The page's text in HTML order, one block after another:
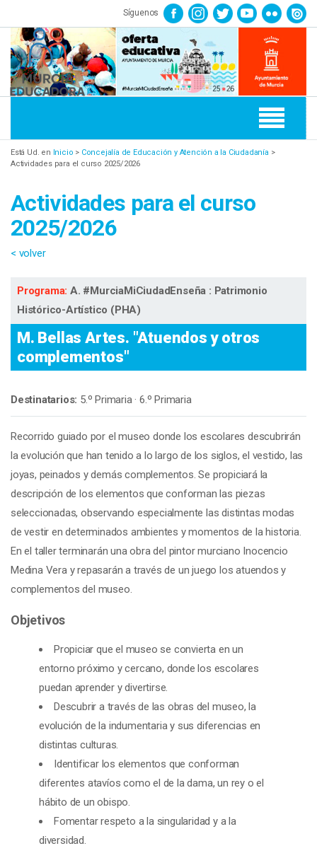
Síguenos
Está Ud. en Inicio > Concejalía de Educación y Atención a la Ciudadanía >
Actividades para el curso 2025/2026
Actividades para el curso
2025/2026
< volver
Programa:A. #MurciaMiCiudadEnseña : Patrimonio
Histórico-Artístico (PHA)
M. Bellas Artes. "Atuendos y otros
complementos"
Destinatarios: 5.º Primaria · 6.º Primaria
Recorrido guiado por el museo donde los escolares descubrirán
la evolución que han tenido a lo largo de los siglos, el vestido, las
joyas, peinados y demás complementos. Se propiciará la
descripción de los elementos que conforman las piezas
seleccionadas, observando especialmente las distintas modas
de vestir en determinados ambientes y momentos de la historia.
En el taller terminarán una obra del pintor murciano Inocencio
Medina Vera y repasarán a través de un juego los atuendos y
complementos del museo.
Objetivos
Propiciar que el museo se convierta en un
entorno próximo y cercano, donde los escolares
puedan aprender y divertirse.
Descubrir a través de las obras del museo, la
evolución de la indumentaria y sus diferencias en
distintas culturas.
Identificar los elementos que conforman
diferentes atavíos como el de la dama, un rey o el
hábito de un obispo.
Fomentar respeto a la singularidad y a la
diversidad.